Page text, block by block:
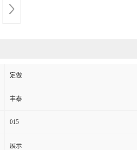
定做
丰泰
015
展示